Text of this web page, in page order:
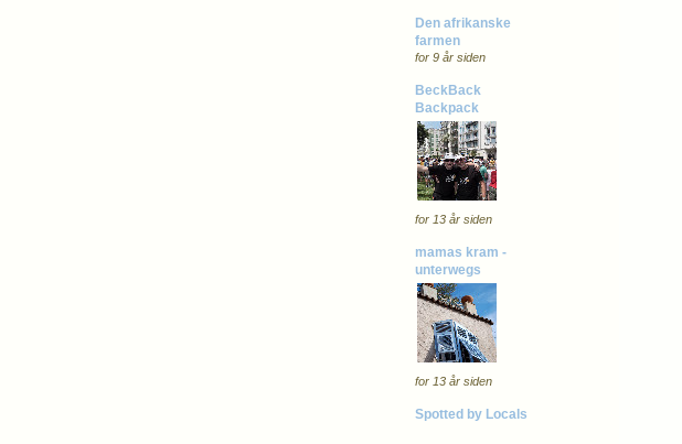
Den afrikanske
farmen
for 9 år siden
BeckBack
Backpack
for 13 år siden
mamas kram -
unterwegs
for 13 år siden
Spotted by Locals